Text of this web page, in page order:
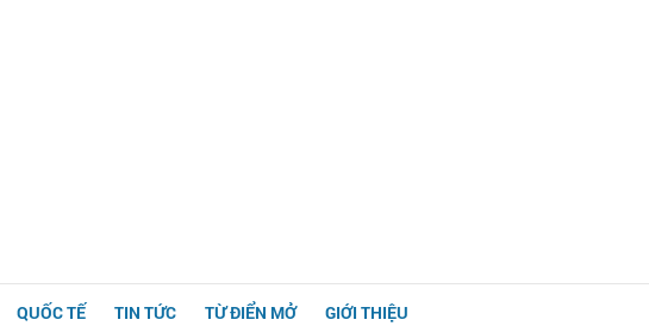
QUỐC TẾ TIN TỨC TỪ ĐIỂN MỞ GIỚI THIỆU